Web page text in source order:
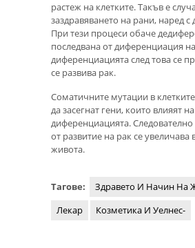
растеж на клетките. Такъв е
заздравяването на рани, наред
При тези процеси обаче
последвана от диференциация
диференциацията след това се
се развива рак.
Соматичните мутации в
да засегнат гени, които влияят на
диференциацията. Следователно
от развитие на рак се увеличава
живота.
Тагове:
Здравето И Начин На
Лекар
Козметика И Уелнес-